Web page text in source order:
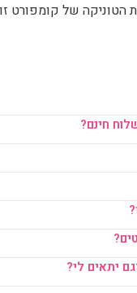
הטוניקה של קומפורט
חינם?
יתאים לי?